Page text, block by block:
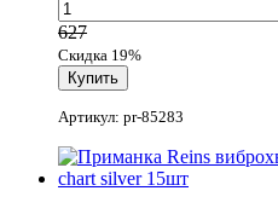
627
Скидка 19%
Артикул: pr-85283